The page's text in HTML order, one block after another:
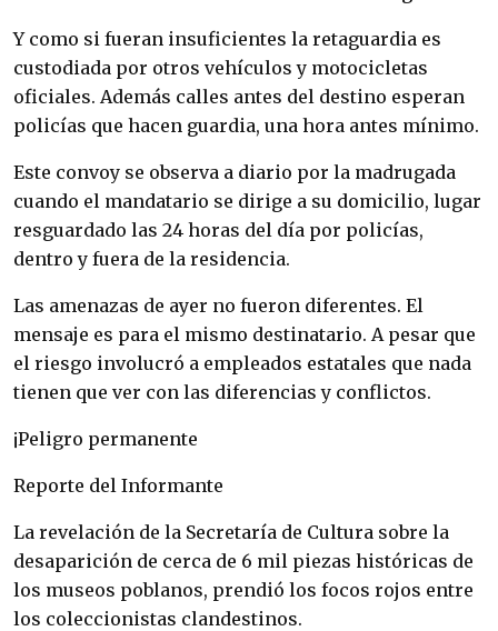
Y como si fueran insuficientes la retaguardia es
custodiada por otros vehículos y motocicletas
oficiales. Además calles antes del destino esperan
policías que hacen guardia, una hora antes mínimo.
Este convoy se observa a diario por la madrugada
cuando el mandatario se dirige a su domicilio, lugar
resguardado las 24 horas del día por policías,
dentro y fuera de la residencia.
Las amenazas de ayer no fueron diferentes. El
mensaje es para el mismo destinatario. A pesar que
el riesgo involucró a empleados estatales que nada
tienen que ver con las diferencias y conflictos.
¡Peligro permanente
Reporte del Informante
La revelación de la Secretaría de Cultura sobre la
desaparición de cerca de 6 mil piezas históricas de
los museos poblanos, prendió los focos rojos entre
los coleccionistas clandestinos.